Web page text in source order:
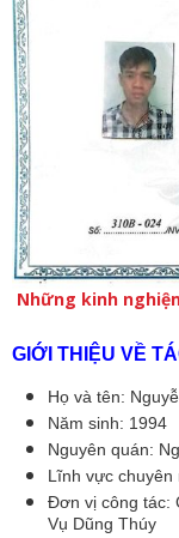
Những kinh
GIỚI THIỆU VỀ
Họ và tên:
Năm sinh: 1994
Nguyên quán:
Lĩnh vực chuyên
Đơn vị công tác:
Vụ Dũng Thúy